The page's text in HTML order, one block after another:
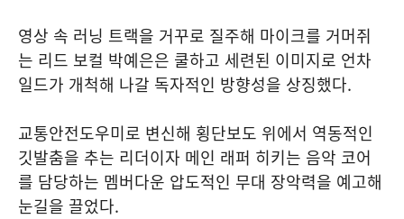
영상 속 러닝 트랙을 거꾸로 질주해 마이크를 거머쥐
는 리드 보컬 박예은은 쿨하고 세련된 이미지로 언차
일드가 개척해 나갈 독자적인 방향성을 상징했다.
교통안전도우미로 변신해 횡단보도 위에서 역동적인
깃발춤을 추는 리더이자 메인 래퍼 히키는 음악 코어
를 담당하는 멤버다운 압도적인 무대 장악력을 예고해
눈길을 끌었다.